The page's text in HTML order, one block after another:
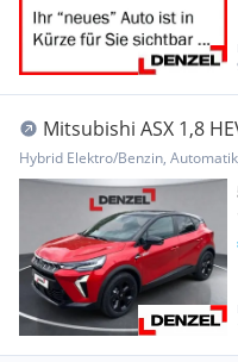
Mitsubishi ASX 1,8
Hybrid Elektro/Benzin,